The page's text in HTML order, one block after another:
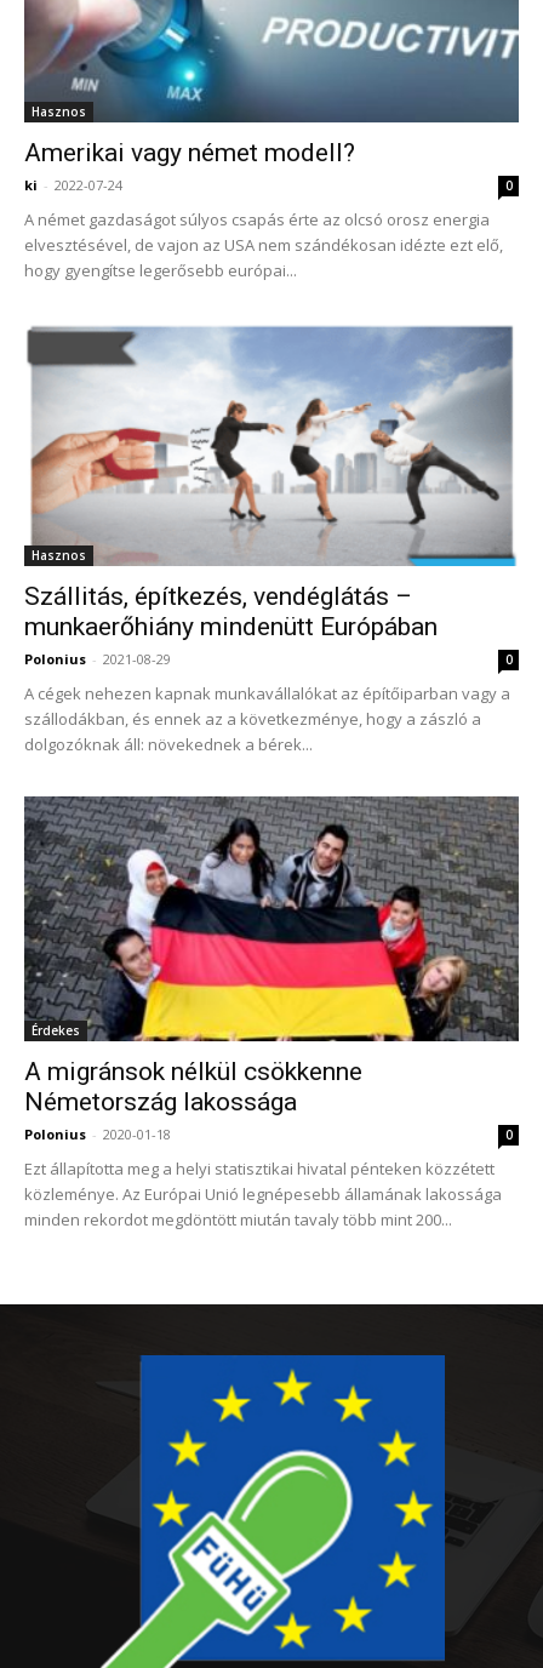
Hasznos
Amerikai vagy német modell?
ki - 2022-07-24 0
A német gazdaságot súlyos csapás érte az olcsó orosz energia
elvesztésével, de vajon az USA nem szándékosan idézte ezt elő,
hogy gyengítse legerősebb európai...
Hasznos
Szállitás, építkezés, vendéglátás –
munkaerőhiány mindenütt Európában
Polonius - 2021-08-29 0
A cégek nehezen kapnak munkavállalókat az építőiparban vagy a
szállodákban, és ennek az a következménye, hogy a zászló a
dolgozóknak áll: növekednek a bérek...
Érdekes
A migránsok nélkül csökkenne
Németország lakossága
Polonius - 2020-01-18 0
Ezt állapította meg a helyi statisztikai hivatal pénteken közzétett
közleménye. Az Európai Unió legnépesebb államának lakossága
minden rekordot megdöntött miután tavaly több mint 200...